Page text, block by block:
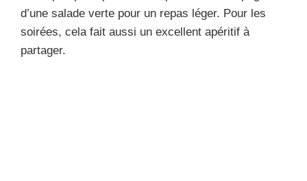
d’une salade verte pour un repas léger. Pour les
soirées, cela fait aussi un excellent apéritif à
partager.